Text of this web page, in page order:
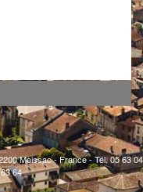
Moissac - France - Tél. 05 63 04
64